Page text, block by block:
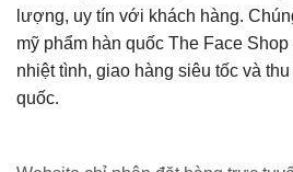
lượng, uy tín với khách hàng.
mỹ phẩm hàn quốc The Face
nhiệt tình, giao hàng siêu tốc và
quốc.